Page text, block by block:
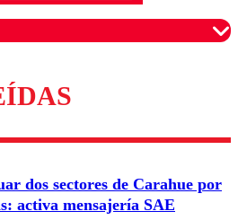
moderados para garantizar un
respetuoso.
dos sectores de Carahue por
activa mensajería SAE